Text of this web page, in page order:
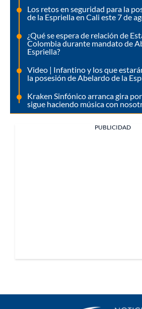
Los retos en seguridad para la
de la Espriella en Cali este 7 de
¿Qué se espera de relación de
Colombia durante mandato de
Espriella?
Video | Infantino y los que
la posesión de Abelardo de la
Kraken Sinfónico arranca gira
sigue haciendo música con
PUBLICIDAD